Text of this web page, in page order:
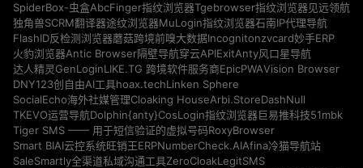
SpiderBox-虫盒AbcFinger指纹浏览器Tgebrowser指纹浏览器见远领航
独角兽SCRM翻译器途纹浏览器MuLogin指纹浏览器石南IP代理导航
FlashID反检测浏览器蘑菇跨境前嗅大数据Incognitonzvcard妙手ERP
火豹浏览器Antic Browser隔壁导航穿云APIExitAnty风口星导航
达人精灵GenLoginLIKE.TG 跨境软件服务商EpicPWAVision Browser
DNY123创自由AI工具hoax.techLinken Sphere
SocialEcho海外社媒管理Cloaking HouseArbi.StoreDashNull
TKEVO运营导航Dolphin{anty}CosLogin指纹浏览器巨易推科技51mbk
Tiger SMS —— 用于短信验证的虚拟号码RoxyBrowser
Smart BIAI云控系统旺销王ERPNumberCheck.AIAfina冷猫导航站
SaleSmartly全渠道私域沟通工具ZeroCloakLegitSMS